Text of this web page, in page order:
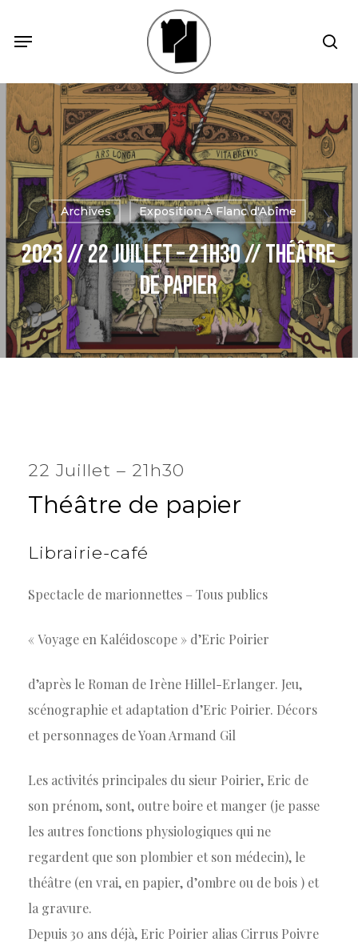
content
Menu
Archives Exposition À Flanc d'Abîme
2023 // 22 Juillet – 21h30 // Théâtre
de papier
22 Juillet – 21h30
Théâtre de papier
Librairie-café
Spectacle de marionnettes – Tous publics
« Voyage en Kaléidoscope » d’Eric Poirier
d’après le Roman de Irène Hillel-Erlanger. Jeu,
scénographie et adaptation d’Eric Poirier. Décors
et personnages de Yoan Armand Gil
Les activités principales du sieur Poirier, Eric de
son prénom, sont, outre boire et manger (je passe
les autres fonctions physiologiques qui ne
regardent que son plombier et son médecin), le
théâtre (en vrai, en papier, d’ombre ou de bois ) et
la gravure.
Depuis 30 ans déjà, Eric Poirier alias Cirrus Poivre
Menu